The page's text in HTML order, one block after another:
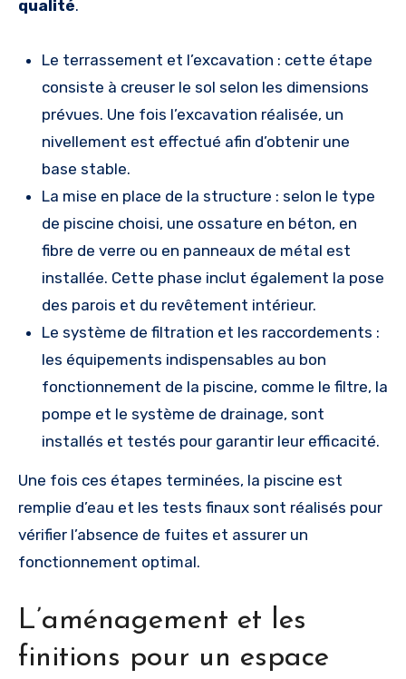
qualité.
Le terrassement et l’excavation : cette étape
consiste à creuser le sol selon les dimensions
prévues. Une fois l’excavation réalisée, un
nivellement est effectué afin d’obtenir une
base stable.
La mise en place de la structure : selon le type
de piscine choisi, une ossature en béton, en
fibre de verre ou en panneaux de métal est
installée. Cette phase inclut également la pose
des parois et du revêtement intérieur.
Le système de filtration et les raccordements :
les équipements indispensables au bon
fonctionnement de la piscine, comme le filtre, la
pompe et le système de drainage, sont
installés et testés pour garantir leur efficacité.
Une fois ces étapes terminées, la piscine est
remplie d’eau et les tests finaux sont réalisés pour
vérifier l’absence de fuites et assurer un
fonctionnement optimal.
L’aménagement et les
finitions pour un espace